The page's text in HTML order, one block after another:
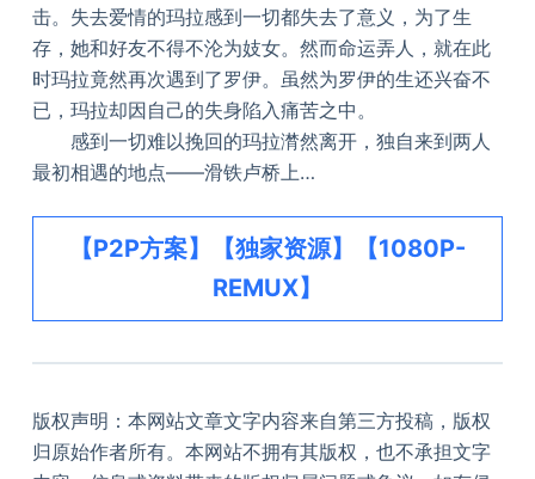
击。失去爱情的玛拉感到一切都失去了意义，为了生
存，她和好友不得不沦为妓女。然而命运弄人，就在此
时玛拉竟然再次遇到了罗伊。虽然为罗伊的生还兴奋不
已，玛拉却因自己的失身陷入痛苦之中。
感到一切难以挽回的玛拉潸然离开，独自来到两人
最初相遇的地点——滑铁卢桥上…
【P2P方案】【独家资源】【1080P-
REMUX】
版权声明：本网站文章文字内容来自第三方投稿，版权
归原始作者所有。本网站不拥有其版权，也不承担文字